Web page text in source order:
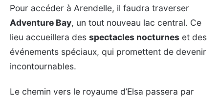
Pour accéder à Arendelle, il faudra traverser
Adventure Bay, un tout nouveau lac central. Ce
lieu accueillera des spectacles nocturnes et des
événements spéciaux, qui promettent de devenir
incontournables.
Le chemin vers le royaume d’Elsa passera par